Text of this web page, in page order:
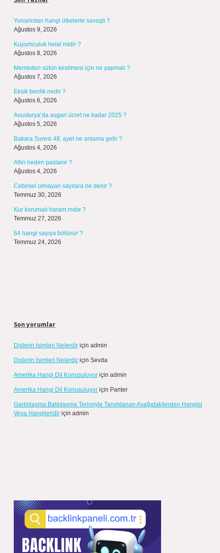
Yunanistan hangi ülkelerle savaştı ?
Ağustos 9, 2026
Kuyumculuk helal midir ?
Ağustos 8, 2026
Memeden sütün kesilmesi için ne yapmalı ?
Ağustos 7, 2026
Eksik benlik nedir ?
Ağustos 6, 2026
Avusturya’da asgari ücret ne kadar 2025 ?
Ağustos 5, 2026
Bakara Suresi 48. ayet ne anlama gelir ?
Ağustos 4, 2026
Altın neden paslanır ?
Ağustos 4, 2026
Cebirsel olmayan sayılara ne denir ?
Temmuz 30, 2026
Kur korumalı haram mıdır ?
Temmuz 27, 2026
64 hangi sayıya bölünür ?
Temmuz 24, 2026
Son yorumlar
Dişlerin Isimleri Nelerdir için admin
Dişlerin Isimleri Nelerdir için Sevda
Amerika Hangi Dil Konuşuluyor için admin
Amerika Hangi Dil Konuşuluyor için Panter
Garblılaşma Batılılaşma Terimiyle Tanımlanan Aşağıdakilerden Hangisi
Veya Hangileridir için admin